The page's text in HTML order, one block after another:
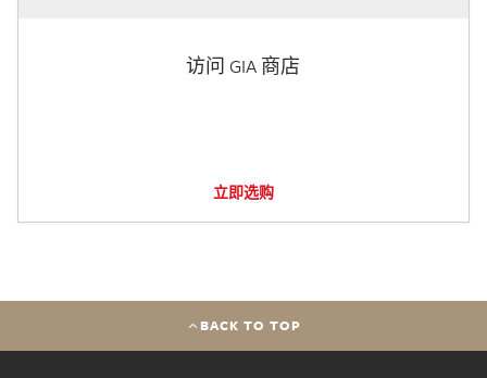
访问 GIA 商店
立即选购
BACK TO TOP